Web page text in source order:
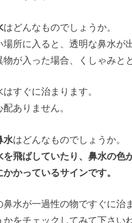
はどんなものでしょうか。
所に入ると、透明な鼻水が
が入った場合、くしゃみと
すぐに治まります。
ありません。
水はどんなものでしょうか。
を飛ばしていたり、鼻水の
かっているサインです。
水が一過性の物ですぐに治
をチェックしてみて下さいね